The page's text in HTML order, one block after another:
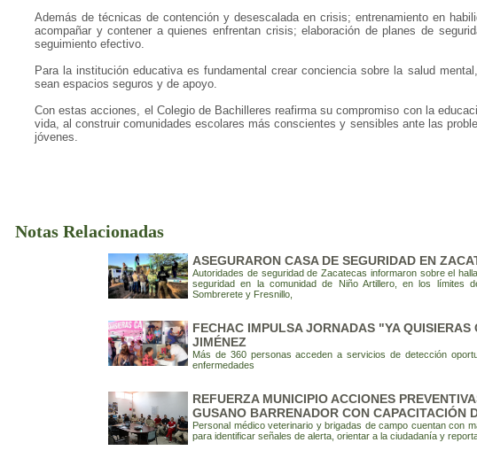
Además de técnicas de contención y desescalada en crisis; entrenamiento en
acompañar y contener a quienes enfrentan crisis; elaboración de planes de
seguimiento efectivo.
Para la institución educativa es fundamental crear conciencia sobre la salud
sean espacios seguros y de apoyo.
Con estas acciones, el Colegio de Bachilleres reafirma su compromiso con la
vida, al construir comunidades escolares más conscientes y sensibles ante las
jóvenes.
Notas Relacionadas
ASEGURARON CASA DE SEGURIDAD EN
Autoridades de seguridad de Zacatecas informaron sobre el
seguridad en la comunidad de Niño Artillero, en los límites
Sombrerete y Fresnillo,
FECHAC IMPULSA JORNADAS "YA QUISIERAS
JIMÉNEZ
Más de 360 personas acceden a servicios de detección
enfermedades
REFUERZA MUNICIPIO ACCIONES
GUSANO BARRENADOR CON CAPACITACIÓN
Personal médico veterinario y brigadas de campo cuentan con
para identificar señales de alerta, orientar a la ciudadanía y